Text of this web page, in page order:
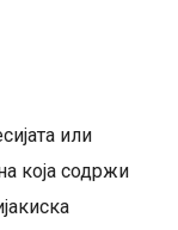
или
која содржи